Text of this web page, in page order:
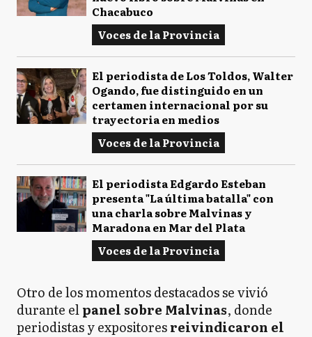
Chacabuco
Voces de la Provincia
El periodista de Los Toldos, Walter
Ogando, fue distinguido en un
certamen internacional por su
trayectoria en medios
Voces de la Provincia
El periodista Edgardo Esteban
presenta "La última batalla" con
una charla sobre Malvinas y
Maradona en Mar del Plata
Voces de la Provincia
Otro de los momentos destacados se vivió
durante elpanel sobre Malvinas, donde
periodistas y expositoresreivindicaron el